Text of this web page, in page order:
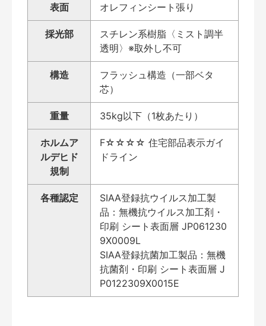
表面 オレフィンシート張り
採光部
スチレン系樹脂〈ミスト調半
透明〉※取外し不可
構造
フラッシュ構造（一部ベタ
芯）
重量 35kg以下（1枚あたり）
ホルムア
ルデヒド
規制
F☆☆☆☆ 住宅部品表示ガイ
ドライン
各種認定
SIAA登録抗ウイルス加工製
品：無機抗ウイルス加工剤・
印刷 シート表面層 JP061230
9X0009L
SIAA登録抗菌加工製品：無機
抗菌剤・印刷 シート表面層 J
P0122309X0015E